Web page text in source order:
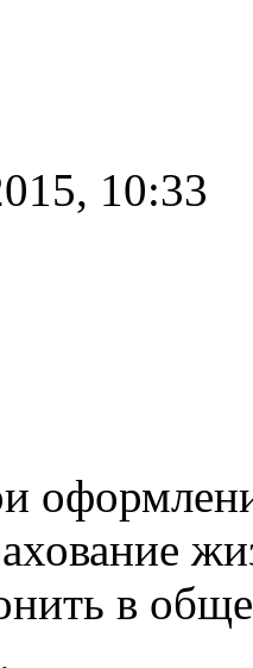
10:33
в